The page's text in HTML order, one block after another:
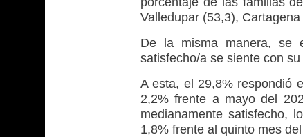
Valledupar (53,3),
De la misma manera, se
satisfecho/a se siente con su
A esta, el 29,8% respondió
2,2% frente a mayo del
medianamente satisfecho,
1,8% frente al quinto mes